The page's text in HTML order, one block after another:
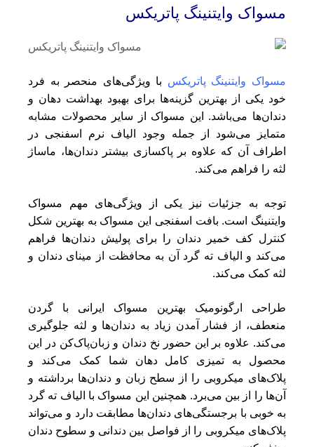
مسواک وایتنینگ پاتریکس
مسواک وایتنینگ پاتریکس با ویژگی‌های منحصر به فرد
خود یکی از بهترین گزینه‌ها برای بهبود بهداشت دهان و
دندان‌ها می‌باشد. این مسواک از سایر محصولات مشابه
متمایز می‌شود از جمله وجود الیاف نرم اسفنجی در
اطراف آن که علاوه بر پاکسازی بیشتر دندان‌ها، ماساژ
لثه را فراهم می‌کند.
توجه به جزئیات نیز یکی از ویژگی‌های مهم مسواک
وایتنینگ است. بافت اسفنجی این مسواک به بهترین شکل
کنترل کف خمیر دندان را برای پولیش دندان‌ها فراهم
می‌کند و الیاف ته گرد آن به محافظت از مینای دندان و
لثه کمک می‌کند.
طراحی ارگونومیک بهترین مسواک ایرانی با گردن
منعطف، از فشار آمدن زیاد به دندان‌ها و لثه جلوگیری
می‌کند. علاوه بر این حضور نخ دندان و زبان‌پاک‌کن در این
محصول به تمیزی کامل دهان شما کمک می‌کند و
پلاک‌های میکروبی را از سطح زبان و دندان‌ها برداشته و
آن‌ها را از بین می‌برد. همچنین این مسواک با الیاف ته گرد
به خوبی با برجستگی‌های دندان‌ها مطابقت دارد و می‌تواند
پلاک‌های میکروبی را از فواصل بین دندانی و سطوح دندان